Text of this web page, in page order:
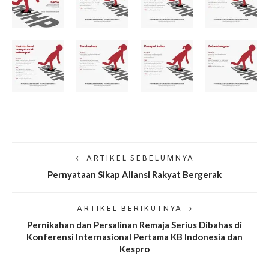
ARTIKEL SEBELUMNYA
Pernyataan Sikap Aliansi Rakyat Bergerak
ARTIKEL BERIKUTNYA
Pernikahan dan Persalinan Remaja Serius Dibahas di
Konferensi Internasional Pertama KB Indonesia dan
Kespro